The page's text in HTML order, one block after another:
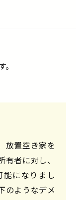
放置空き家を
有者に対し、
になりまし
のようなデメ